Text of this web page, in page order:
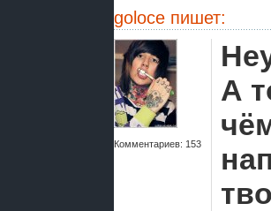
goloce пишет:
Комментариев: 153
А